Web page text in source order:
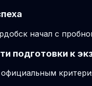
начал с
подготовки к